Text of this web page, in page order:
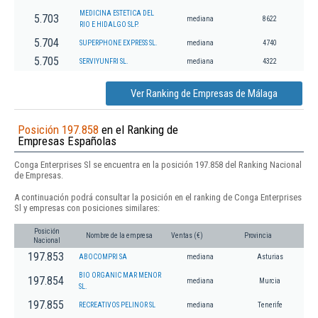
5.703
MEDICINA ESTETICA DEL
RIO E HIDALGO SLP.
mediana 8622
5.704 SUPERPHONE EXPRESS SL. mediana 4740
5.705 SERVIYUNFRI SL. mediana 4322
Ver Ranking de Empresas de Málaga
Posición 197.858 en el Ranking de
Empresas Españolas
Conga Enterprises Sl se encuentra en la posición 197.858 del Ranking Nacional
de Empresas.
A continuación podrá consultar la posición en el ranking de Conga Enterprises
Sl y empresas con posiciones similares:
Posición
Nacional
Nombre de la empresa Ventas (€) Provincia
197.853 ABOCOMPRI SA mediana Asturias
197.854
BIO ORGANIC MAR MENOR
SL.
mediana Murcia
197.855 RECREATIVOS PELINOR SL mediana Tenerife